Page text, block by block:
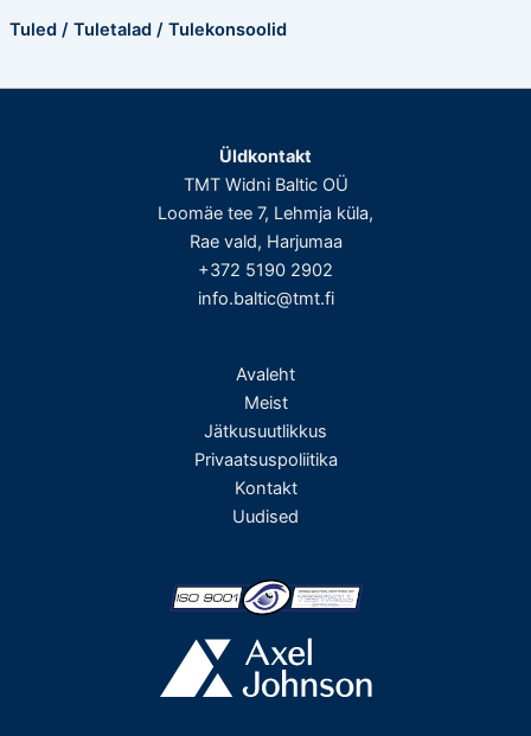
Tuled / Tuletalad / Tulekonsoolid
Üldkontakt
TMT Widni Baltic OÜ
Loomäe tee 7, Lehmja küla,
Rae vald, Harjumaa
+372 5190 2902
info.baltic@tmt.fi
Avaleht
Meist
Jätkusuutlikkus
Privaatsuspoliitika
Kontakt
Uudised